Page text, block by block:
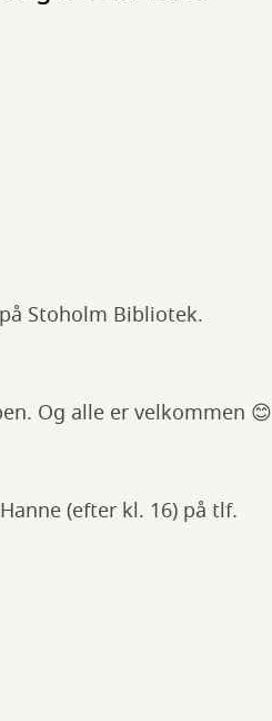
Stoholm Bibliotek.
Og alle er velkommen 😊
(efter kl. 16) på tlf.